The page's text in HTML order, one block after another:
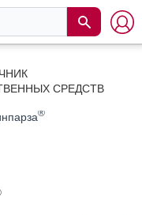
СРЕДСТВ
®